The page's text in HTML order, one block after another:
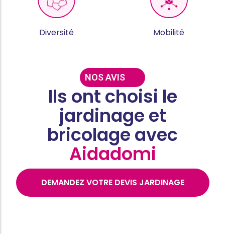
Diversité Mobilité
NOS AVIS
Ils ont choisi le
jardinage et
bricolage avec
Aidadomi
DEMANDEZ VOTRE DEVIS JARDINAGE